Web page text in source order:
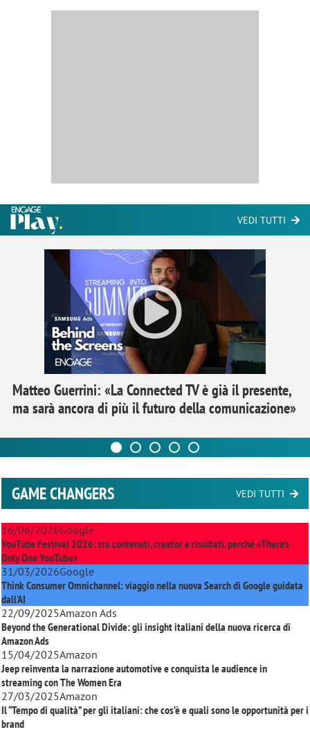
VEDI TUTTI
Matteo Guerrini: «La Connected TV è già il presente,
ma sarà ancora di più il futuro della comunicazione»
GAME CHANGERS VEDI TUTTI
16/06/2026Google
YouTube Festival 2026: tra contenuti, creator e risultati, perché «There’s
Only One YouTube»
31/03/2026Google
Think Consumer Omnichannel: viaggio nella nuova Search di Google guidata
dall'AI
22/09/2025Amazon Ads
Beyond the Generational Divide: gli insight italiani della nuova ricerca di
Amazon Ads
15/04/2025Amazon
Jeep reinventa la narrazione automotive e conquista le audience in
streaming conThe Women Era
27/03/2025Amazon
Il “Tempo di qualità” per gli italiani: che cos’è e quali sono le opportunità per i
brand